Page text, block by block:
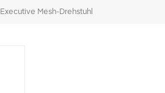
Executive Mesh-Drehstuhl